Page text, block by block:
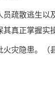
疏散逃生
真正掌握实
灾隐患。 （